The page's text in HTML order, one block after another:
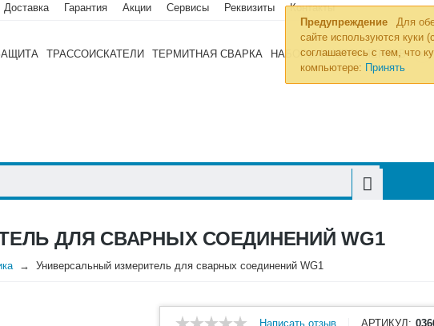
Предупреждение
Для
сайте используются куки
соглашаетесь с тем, что
компьютере: Принять
Доставка Гарантия Акции Сервисы Реквизиты Контакты
ТРАССОИСКАТЕЛИ ТЕРМИТНАЯ СВАРКА НАБОРЫ ИНСТРУМЕНТОВ »
ДЛЯ СВАРНЫХ СОЕДИНЕНИЙ WG1
Универсальный измеритель для сварных соединений WG1
Написать отзыв АРТИКУЛ: